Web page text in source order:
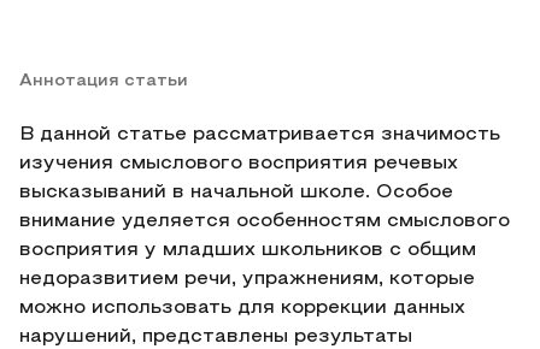
Аннотация статьи
В данной статье рассматривается значимость
изучения смыслового восприятия речевых
высказываний в начальной школе. Особое
внимание уделяется особенностям смыслового
восприятия у младших школьников с общим
недоразвитием речи, упражнениям, которые
можно использовать для коррекции данных
нарушений, представлены результаты